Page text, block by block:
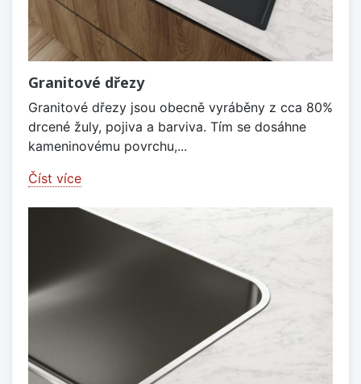
Granitové dřezy
Granitové dřezy jsou obecně vyráběny z cca 80%
drcené žuly, pojiva a barviva. Tím se dosáhne
kameninovému povrchu,...
Číst více